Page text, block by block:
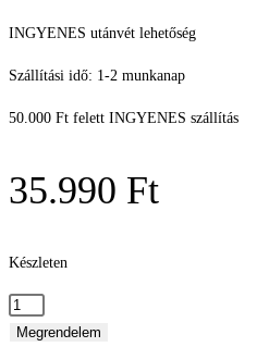
INGYENES utánvét lehetőség
Szállítási idő: 1-2 munkanap
50.000 Ft felett INGYENES szállítás
35.990 Ft
Készleten
Casio
Standard
Megrendelem